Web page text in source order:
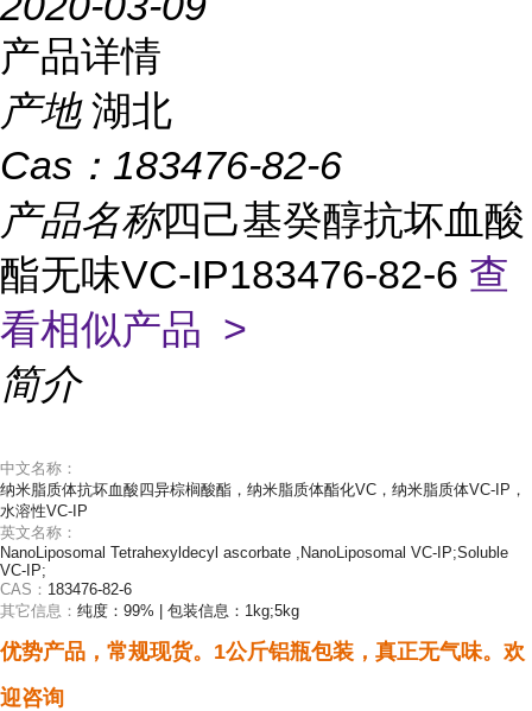
产品详情
产地 湖北
Cas： 183476-82-6
产品名称四己基癸醇抗坏血酸
酯无味VC-IP183476-82-6 查
看相似产品 >
简介
中文名称：
纳米脂质体抗坏血酸四异棕榈酸酯，纳米脂质体酯化VC，纳米脂质体VC-IP，
水溶性VC-IP
英文名称：
NanoLiposomal Tetrahexyldecyl ascorbate ,NanoLiposomal VC-IP;Soluble
VC-IP;
CAS： 183476-82-6
其它信息： 纯度：99% | 包装信息：1kg;5kg
优势产品，常规现货。1公斤铝瓶包装，真正无气味。欢
迎咨询